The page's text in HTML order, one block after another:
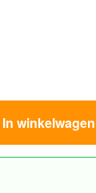
In winkelwagen